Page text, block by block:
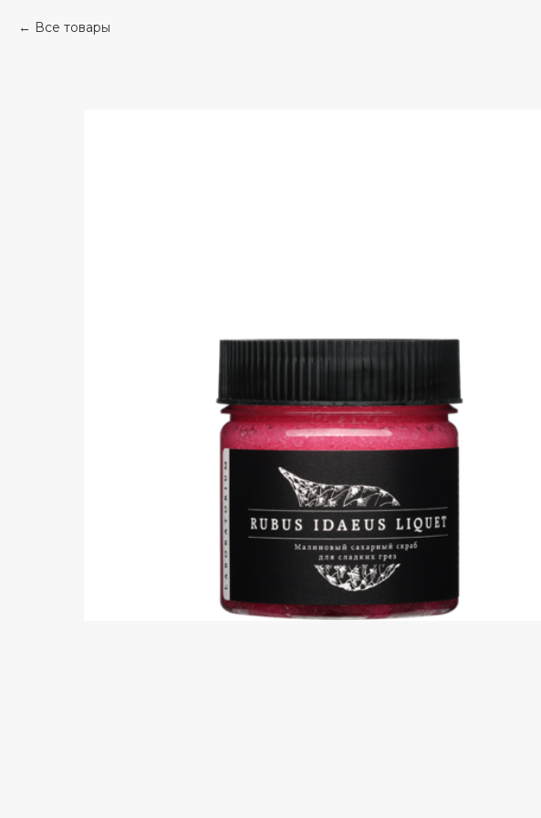
Все товары